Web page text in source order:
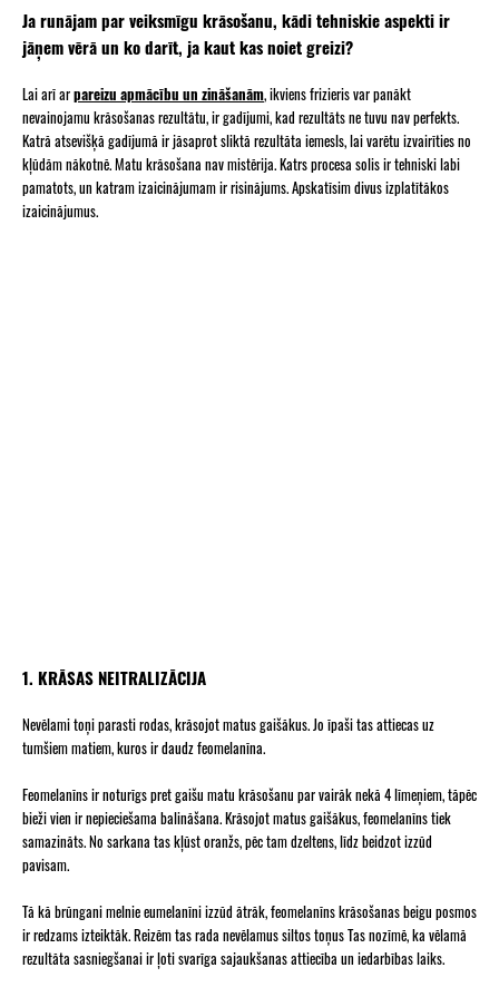
Ja runājam par veiksmīgu krāsošanu, kādi tehniskie aspekti ir
jāņem vērā un ko darīt, ja kaut kas noiet greizi?
Lai arī arpareizu apmācību un zināšanām, ikviens frizieris var panākt
nevainojamu krāsošanas rezultātu, ir gadījumi, kad rezultāts ne tuvu nav perfekts.
Katrā atsevišķā gadījumā ir jāsaprot sliktā rezultāta iemesls, lai varētu izvairīties no
kļūdām nākotnē. Matu krāsošana nav mistērija. Katrs procesa solis ir tehniski labi
pamatots, un katram izaicinājumam ir risinājums. Apskatīsim divus izplatītākos
izaicinājumus.
1. KRĀSAS NEITRALIZĀCIJA
Nevēlami toņi parasti rodas, krāsojot matus gaišākus. Jo īpaši tas attiecas uz
tumšiem matiem, kuros ir daudz feomelanīna.
Feomelanīns ir noturīgs pret gaišu matu krāsošanu par vairāk nekā 4 līmeņiem, tāpēc
bieži vien ir nepieciešama balināšana. Krāsojot matus gaišākus, feomelanīns tiek
samazināts. No sarkana tas kļūst oranžs, pēc tam dzeltens, līdz beidzot izzūd
pavisam.
Tā kā brūngani melnie eumelanīni izzūd ātrāk, feomelanīns krāsošanas beigu posmos
ir redzams izteiktāk. Reizēm tas rada nevēlamus siltos toņus Tas nozīmē, ka vēlamā
rezultāta sasniegšanai ir ļoti svarīga sajaukšanas attiecība un iedarbības laiks.